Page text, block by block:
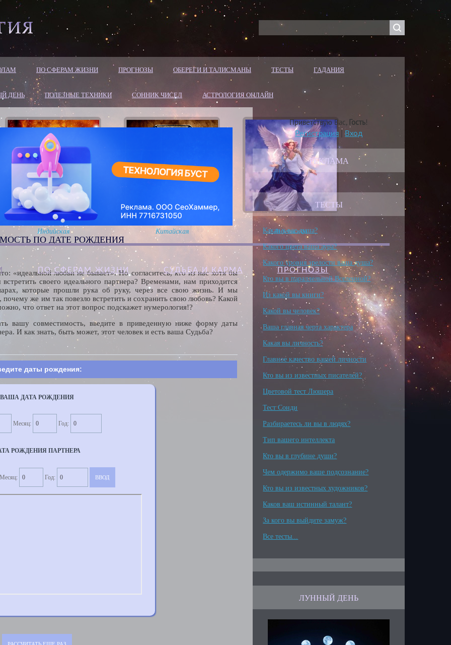
ПО СФЕРАМ ЖИЗНИ ПРОГНОЗЫ ОБЕРЕГИ И ТАЛИСМАНЫ ТЕСТЫ ГАДАНИЯ
ДЕНЬ ПОЛЕЗНЫЕ ТЕХНИКИ СОННИК ЧИСЕЛ АСТРОЛОГИЯ ОНЛАЙН
Индийская Китайская Ангельская
ПО СФЕРАМ ЖИЗНИ CУДЬБА И КАРМА ПРОГНОЗЫ
ПО ДАТЕ РОЖДЕНИЯ
«идеальной любви не бывает». Но согласитесь, кто из нас хотя бы
своего идеального партнера? Временами, нам приходится
которые прошли рука об руку, через все свою жизнь. И мы
же им так повезло встретить и сохранить свою любовь? Какой
что ответ на этот вопрос подскажет нумерология!?
вашу совместимость, введите в приведенную ниже форму даты
И как знать, быть может, этот человек и есть ваша Судьба?
даты рождения:
ВАША ДАТА РОЖДЕНИЯ
Месяц: Год:
РОЖДЕНИЯ ПАРТНЕРА
Месяц: Год:
Приветствую Вас, Гость!
Регистрация |Вход
РЕКЛАМА
ТЕСТЫ
Какая у вас душа?
Какого цвета ваша аура?
Какого уровня зрелости ваша душа?
Кто вы в параллельной Вселенной?
Из какой вы книги?
Какой вы человек?
Ваша главная черта характера
Какая вы личность?
Главное качество вашей личности
Кто вы из известных писателей?
Цветовой тест Люшера
Тест Сонди
Разбираетесь ли вы в людях?
Тип вашего интеллекта
Кто вы в глубине души?
Чем одержимо ваше подсознание?
Кто вы из известных художников?
Каков ваш истинный талант?
За кого вы выйдите замуж?
Все тесты...
ЛУННЫЙ ДЕНЬ